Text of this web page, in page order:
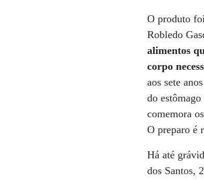
O produto
Robledo
alimentos
corpo
aos sete
do
comemora
O preparo é
Há até
dos Santos,